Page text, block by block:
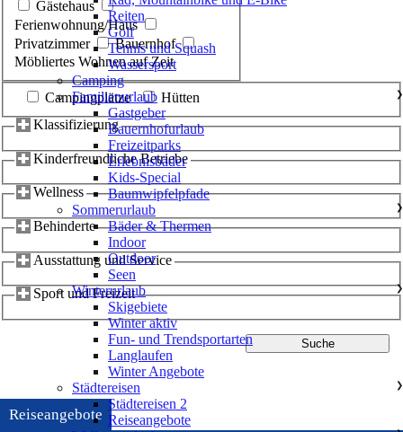
Gästehaus
Ferienwohnung/Haus
Privatzimmer
Bauernhof
Möbliertes Wohnen auf Zeit
Campingplätze
Hütten
Klassifizierung
Kinderfreundliche Betriebe
Wellness
Behinderte
Ausstattung und Service
Sport und Freizeit
Reiseangebote
Reiten
Golf
Tennis und Squash
Wassersport
Camping
Familienurlaub
❯
Gastgeber
Bauernhofurlaub
Freizeitparks
Erlebnisbäder
Kids-Special
Baumwipfelpfade
Sommerurlaub
❯
Bäder & Thermen
Indoor
Outdoor
Seen
Winterurlaub
❯
Skigebiete
Winter aktiv
Fun- und Trendsportarten
Langlaufen
Winter Angebote
Städtereisen
❯
Städtereisen 2
Reiseangebote